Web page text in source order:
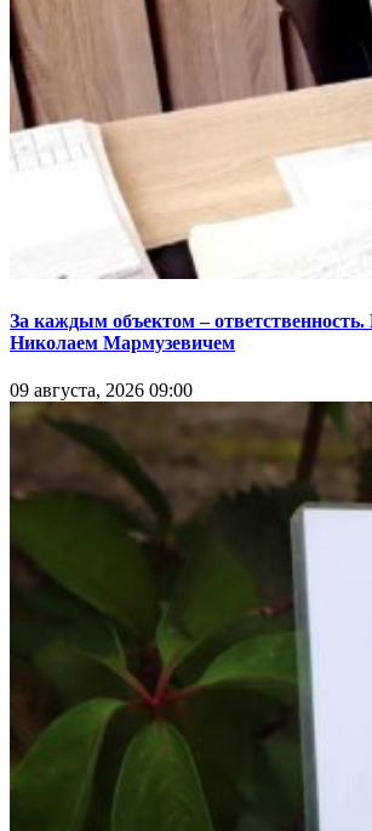
За каждым объектом –
Николаем Мармузевичем
09 августа, 2026 09:00